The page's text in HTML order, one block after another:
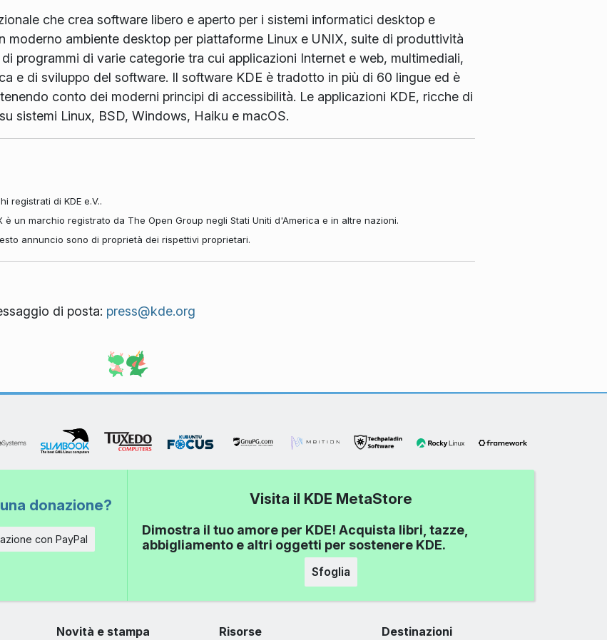
che crea software libero e aperto per i sistemi informatici desktop e
moderno ambiente desktop per piattaforme Linux e UNIX, suite di produttività
programmi di varie categorie tra cui applicazioni Internet e web, multimediali,
e di sviluppo del software. Il software KDE è tradotto in più di 60 lingue ed è
conto dei moderni principi di accessibilità. Le applicazioni KDE, ricche di
sistemi Linux, BSD, Windows, Haiku e macOS.
registrati di KDE e.V..
è un marchio registrato da The Open Group negli Stati Uniti d'America e in altre nazioni.
annuncio sono di proprietà dei rispettivi proprietari.
di posta: press@kde.org
donazione?
con PayPal
Visita il KDE MetaStore
Dimostra il tuo amore per KDE! Acquista libri, tazze,
abbigliamento e altri oggetti per sostenere KDE.
Sfoglia
Novità e stampa Risorse Destinazioni